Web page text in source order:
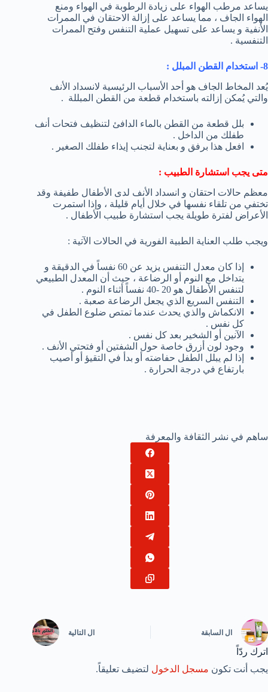
يساعد مرطب الهواء على زيادة الرطوبة في الهواء ومنع
الهواء الجاف ، مما يساعد على إزالة الاحتقان في الممرات
الأنفية و يساعد على تسهيل عملية التنفس وفتح الممرات
التنفسية .
8- استخدام القطن المبلل :
يُعد المخاط الجاف هو أحد الأسباب الرئيسية لانسداد الأنف
والتي يُمكن إزالته باستخدام قطعة من القطن المبللة .
بلل قطعة من القطن بالماء الدافئ لتنظيف فتحات أنف
طفلك من الداخل .
افعل هذا برفق و بعناية لتجنب إيذاء طفلك الصغير .
متى يجب استشارة الطبيب :
معظم حالات احتقان و انسداد الأنف لدى الأطفال طفيفة وقد
تختفي من تلقاء نفسها في خلال أيام قليلة ، وإذا استمرت
الأعراض لفترة طويلة يجب استشارة طبيب الأطفال .
ويجب طلب العناية الطبية الفورية في الحالات الآتية :
إذا كان معدل التنفس يزيد عن 60 نفساً في الدقيقة و
يتداخل مع النوم أو الرضاعة ، حيث أن المعدل الطبيعي
لتنفس الأطفال هو 20 -40 نفساً أثناء النوم .
التنفس السريع الذي يجعل الرضاعة صعبة .
الانكماش والذي يحدث عندما تمتص ضلوع الطفل في
كل نفس .
الآنين أو الشخير بعد كل نفس .
وجود لون أزرق خاصة حول الشفتين أو فتحتي الأنف .
إذا لم يبلل الطفل حفاضته أو بدأ في التقيؤ أو أصيب
بارتفاع في درجة الحرارة .
ساهم في نشر الثقافة والمعرفة
ال السابقة ال التالية
اترك ردّاً
يجب أنت تكون مسجل الدخول لتضيف تعليقاً.